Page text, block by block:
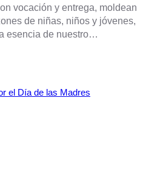
vocación y entrega, moldean
de niñas, niños y jóvenes,
esencia de nuestro…